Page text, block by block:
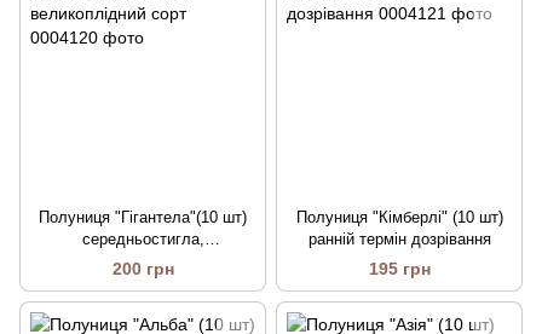
Полуниця "Гігантела"(10 шт)
середньостигла,
великоплідний сорт
200 грн
Полуниця "Кімберлі" (10 шт)
ранній термін дозрівання
195 грн